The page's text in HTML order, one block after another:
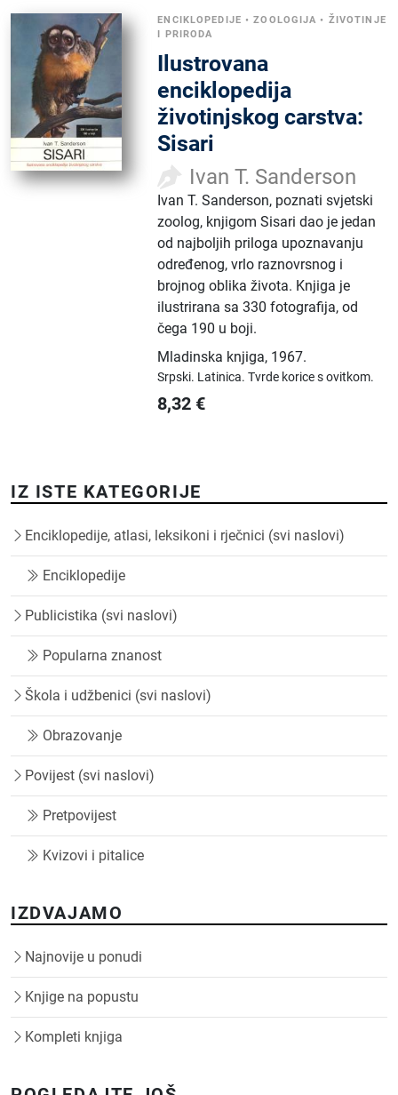
ENCIKLOPEDIJE •ZOOLOGIJA • ŽIVOTINJE
I PRIRODA
Ilustrovana
enciklopedija
životinjskog carstva:
Sisari
Ivan T. Sanderson
Ivan T. Sanderson, poznati svjetski
zoolog, knjigom Sisari dao je jedan
od najboljih priloga upoznavanju
određenog, vrlo raznovrsnog i
brojnog oblika života. Knjiga je
ilustrirana sa 330 fotografija, od
čega 190 u boji.
Mladinska knjiga, 1967.
Srpski. Latinica.Tvrde korice s ovitkom.
8,32 €
IZ ISTE KATEGORIJE
Enciklopedije, atlasi, leksikoni i rječnici (svi naslovi)
Enciklopedije
Publicistika (svi naslovi)
Popularna znanost
Škola i udžbenici (svi naslovi)
Obrazovanje
Povijest (svi naslovi)
Pretpovijest
Kvizovi i pitalice
IZDVAJAMO
Najnovije u ponudi
Knjige na popustu
Kompleti knjiga